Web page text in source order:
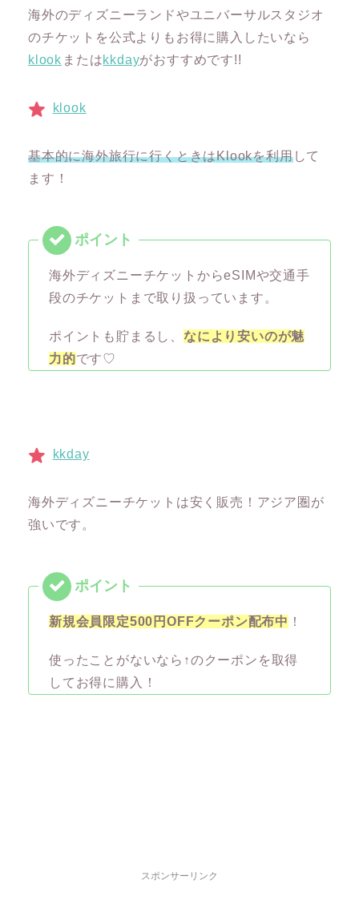
海外のディズニーランドやユニバーサルスタジオ
のチケットを公式よりもお得に購入したいなら
klook またはkkdayがおすすめです!!
klook
基本的に海外旅行に行くときはKlookを利用して
ます！
海外ディズニーチケットからeSIMや交通手
段のチケットまで取り扱っています。
ポイントも貯まるし、 なにより安いのが魅
力的です♡
kkday
海外ディズニーチケットは安く販売！アジア圏が
強いです。
新規会員限定500円OFFクーポン配布中 ！
使ったことがないなら↑のクーポンを取得
してお得に購入！
スポンサーリンク